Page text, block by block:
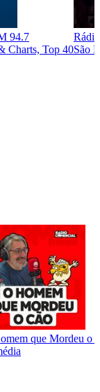
94.7
Charts, Top 40São
que Mordeu o